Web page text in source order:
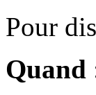
Pour
Quand